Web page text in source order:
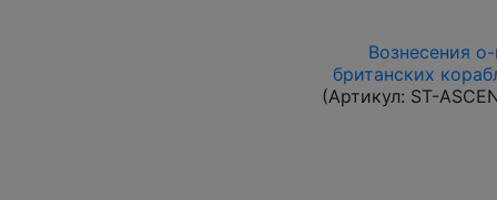
Вознесения
британских
(Артикул: ST-